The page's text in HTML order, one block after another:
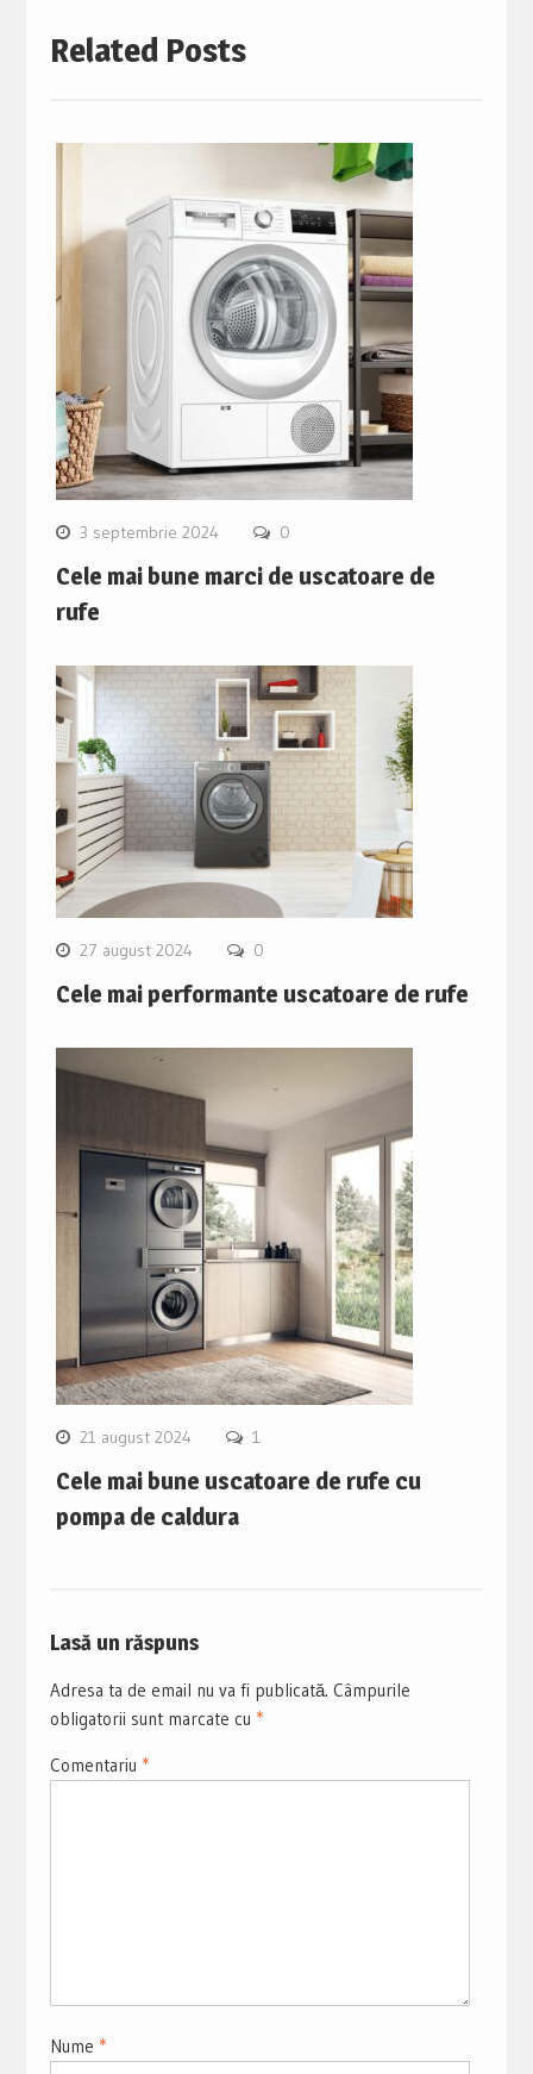
Related Posts
3 septembrie 2024 0
Cele mai bune marci de uscatoare de
rufe
27 august 2024 0
Cele mai performante uscatoare de rufe
21 august 2024 1
Cele mai bune uscatoare de rufe cu
pompa de caldura
Lasă un răspuns
Adresa ta de email nu va fi publicată. Câmpurile
obligatorii sunt marcate cu *
Comentariu *
Nume *